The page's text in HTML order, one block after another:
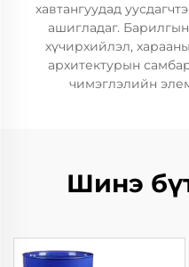
хавтангуудад
ашигладаг.
хүчирхийлэл,
архитектурын
чимэглэлийн
Шинэ